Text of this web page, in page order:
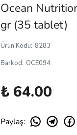
Ocean
gr (35 tablet)
Ürün Kodu: 8283
Barkod: OCE094
₺ 64.00
Paylaş: